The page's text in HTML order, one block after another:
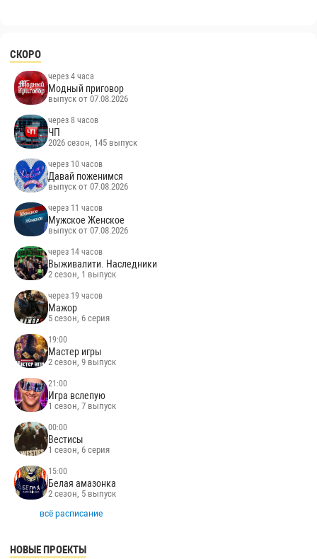
СКОРО
через 4 часа
Модный приговор
выпуск от 07.08.2026
через 8 часов
ЧП
2026 сезон, 145 выпуск
через 10 часов
Давай поженимся
выпуск от 07.08.2026
через 11 часов
Мужское Женское
выпуск от 07.08.2026
через 14 часов
Выживалити. Наследники
2 сезон, 1 выпуск
через 19 часов
Мажор
5 сезон, 6 серия
19:00
Мастер игры
2 сезон, 9 выпуск
21:00
Игра вслепую
1 сезон, 7 выпуск
00:00
Вестисы
1 сезон, 6 серия
15:00
Белая амазонка
2 сезон, 5 выпуск
всё расписание
НОВЫЕ ПРОЕКТЫ